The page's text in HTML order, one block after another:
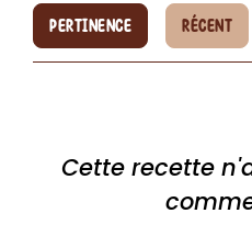
PERTINENCE RÉCENT
Cette recette